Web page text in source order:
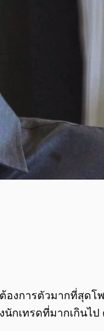
องการตัวมากที่สุ
กเทรดที่มากเกินไ